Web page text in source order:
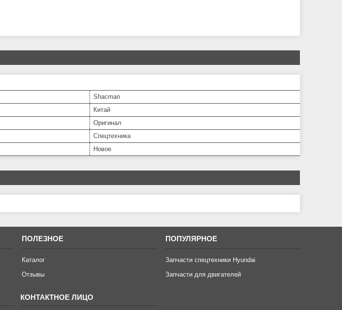
Shacman
Китай
Оригинал
Спецтехника
Новое
ПОЛЕЗНОЕ
Каталог
Отзывы
ПОПУЛЯРНОЕ
Запчасти спецтехники Hyundai
Запчасти для двигателей